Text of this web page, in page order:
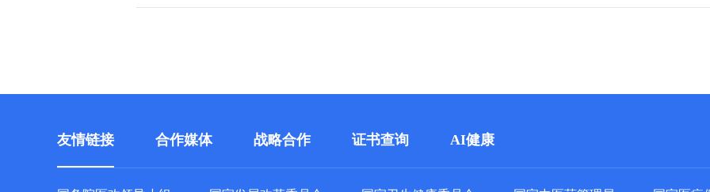
友情链接 合作媒体 战略合作 证书查询 AI健康